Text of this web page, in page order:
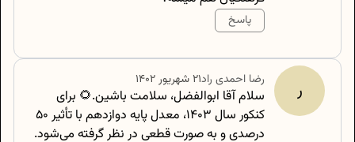
پاسخ
ر رضا احمدی راد۲۱ شهریور ۱۴۰۲
سلام آقا ابوالفضل، سلامت باشین.🌻 برای
کنکور سال ۱۴۰۳، معدل پایه دوازدهم با تأثیر ۵۰
درصدی و به صورت قطعی در نظر گرفته می‌شود.